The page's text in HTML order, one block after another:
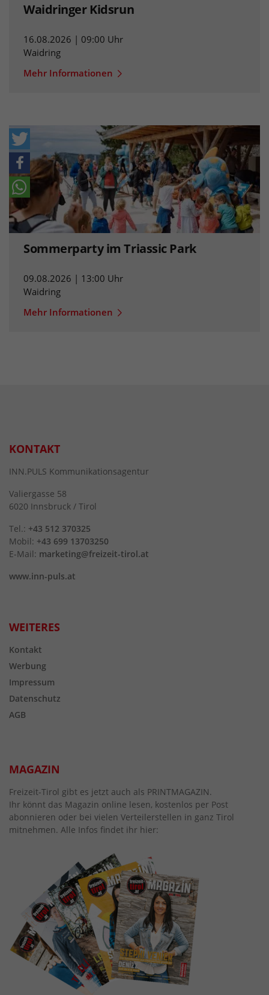
Waidringer Kidsrun
16.08.2026 | 09:00 Uhr
Waidring
Mehr Informationen
Sommerparty im Triassic Park
09.08.2026 | 13:00 Uhr
Waidring
Mehr Informationen
KONTAKT
INN.PULS Kommunikationsagentur
Valiergasse 58
6020 Innsbruck / Tirol
Tel.: +43 512 370325
Mobil: +43 699 13703250
E-Mail: marketing@freizeit-tirol.at
www.inn-puls.at
WEITERES
Kontakt
Werbung
Impressum
Datenschutz
AGB
MAGAZIN
Freizeit-Tirol gibt es jetzt auch als PRINTMAGAZIN.
Ihr könnt das Magazin online lesen, kostenlos per Post
abonnieren oder bei vielen Verteilerstellen in ganz Tirol
mitnehmen. Alle Infos findet ihr hier: